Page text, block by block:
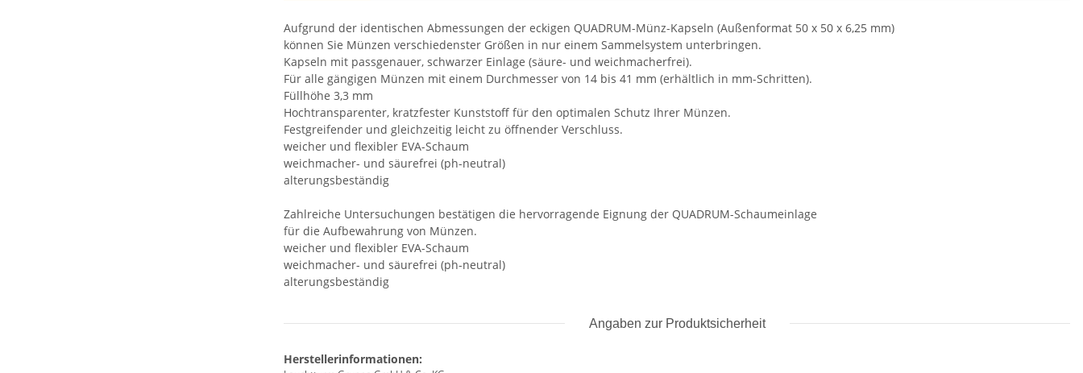
Aufgrund der identischen Abmessungen der eckigen QUADRUM-Münz-Kapseln (Außenformat 50 x 50 x 6,25 mm)
können Sie Münzen verschiedenster Größen in nur einem Sammelsystem unterbringen.
Kapseln mit passgenauer, schwarzer Einlage (säure- und weichmacherfrei).
Für alle gängigen Münzen mit einem Durchmesser von 14 bis 41 mm (erhältlich in mm-Schritten).
Füllhöhe 3,3 mm
Hochtransparenter, kratzfester Kunststoff für den optimalen Schutz Ihrer Münzen.
Festgreifender und gleichzeitig leicht zu öffnender Verschluss.
weicher und flexibler EVA-Schaum
weichmacher- und säurefrei (ph-neutral)
alterungsbeständig
Zahlreiche Untersuchungen bestätigen die hervorragende Eignung der QUADRUM-Schaumeinlage
für die Aufbewahrung von Münzen.
weicher und flexibler EVA-Schaum
weichmacher- und säurefrei (ph-neutral)
alterungsbeständig
Angaben zur Produktsicherheit
Herstellerinformationen: